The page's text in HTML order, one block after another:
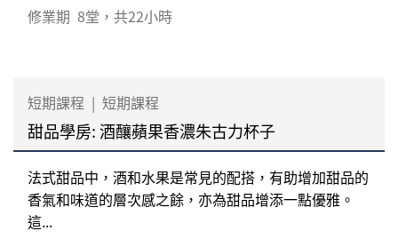
修業期 8堂，共22小時
短期課程 | 短期課程
甜品學房: 酒釀蘋果香濃朱古力杯子
法式甜品中，酒和水果是常見的配搭，有助增加甜品的
香氣和味道的層次感之餘，亦為甜品增添一點優雅。
這...